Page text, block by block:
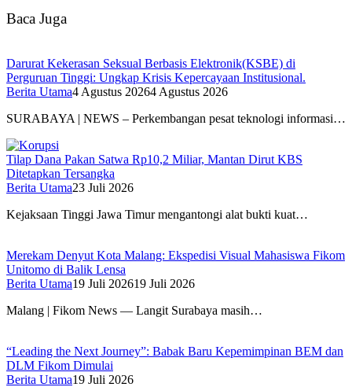
Baca Juga
Darurat Kekerasan Seksual Berbasis Elektronik(KSBE) di
Perguruan Tinggi: Ungkap Krisis Kepercayaan Institusional.
Berita Utama4 Agustus 20264 Agustus 2026
SURABAYA | NEWS – Perkembangan pesat teknologi informasi…
Tilap Dana Pakan Satwa Rp10,2 Miliar, Mantan Dirut KBS
Ditetapkan Tersangka
Berita Utama23 Juli 2026
Kejaksaan Tinggi Jawa Timur mengantongi alat bukti kuat…
Merekam Denyut Kota Malang: Ekspedisi Visual Mahasiswa Fikom
Unitomo di Balik Lensa
Berita Utama19 Juli 202619 Juli 2026
Malang | Fikom News — Langit Surabaya masih…
“Leading the Next Journey”: Babak Baru Kepemimpinan BEM dan
DLM Fikom Dimulai
Berita Utama19 Juli 2026